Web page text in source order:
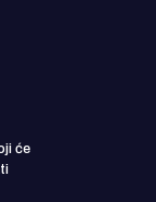
će